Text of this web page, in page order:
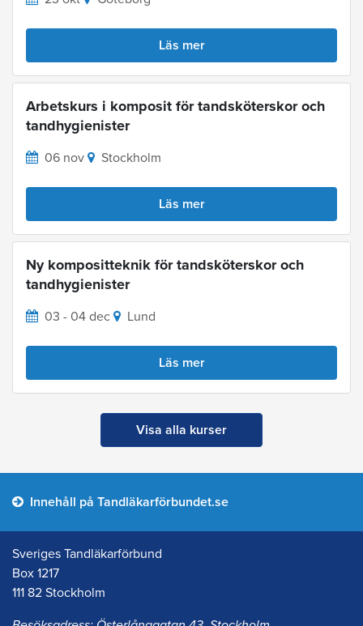
Läs mer
Arbetskurs i komposit för tandsköterskor och
tandhygienister
06 nov Stockholm
Läs mer
Ny kompositteknik för tandsköterskor och
tandhygienister
03 - 04 dec Lund
Läs mer
Visa alla kurser
Innehåll på Tandläkarförbundet.se
Sveriges Tandläkarförbund
Box 1217
111 82 Stockholm